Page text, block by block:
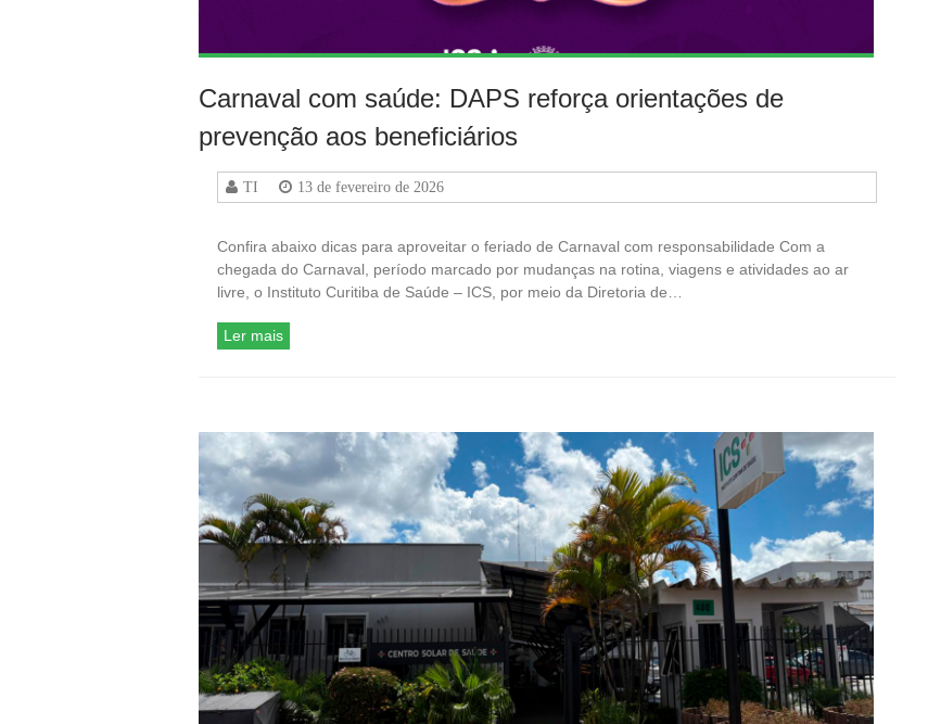
Carnaval com saúde: DAPS reforça orientações de
prevenção aos beneficiários
TI 13 de fevereiro de 2026
Confira abaixo dicas para aproveitar o feriado de Carnaval com responsabilidade Com a
chegada do Carnaval, período marcado por mudanças na rotina, viagens e atividades ao ar
livre, o Instituto Curitiba de Saúde – ICS, por meio da Diretoria de…
Ler mais